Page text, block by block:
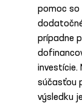
pomoc so
prípadne
investície.
súčasťou
výsledku